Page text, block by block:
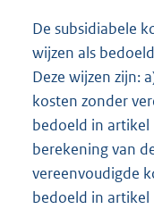
De subsidiabele
wijzen als
Deze wijzen zijn:
kosten zonder
bedoeld in artikel
berekening van
vereenvoudigde
bedoeld in artikel